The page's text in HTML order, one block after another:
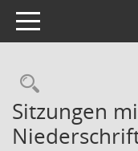
Toggle navigation
Sitzungen